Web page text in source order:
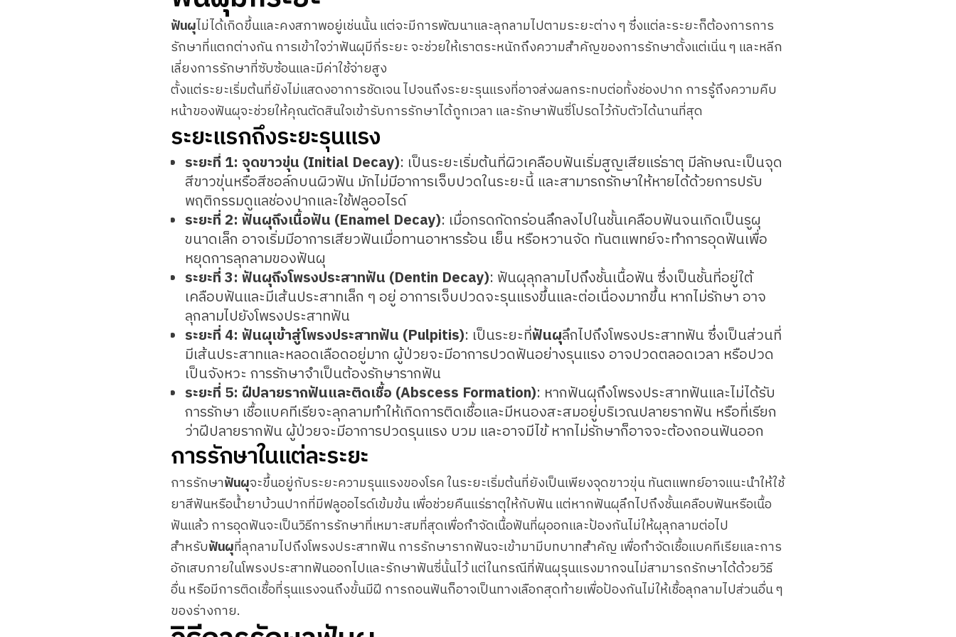
ฟันผุไม่ได้เกิดขึ้นและคงสภาพอยู่เช่นนั้น แต่จะมีการพัฒนาและลุกลามไปตามระยะต่าง ๆ ซึ่งแต่ละระยะก็ต้องการการ
รักษาที่แตกต่างกัน การเข้าใจว่าฟันผุมีกี่ระยะ จะช่วยให้เราตระหนักถึงความสำคัญของการรักษาตั้งแต่เนิ่น ๆ และหลีก
เลี่ยงการรักษาที่ซับซ้อนและมีค่าใช้จ่ายสูง
ตั้งแต่ระยะเริ่มต้นที่ยังไม่แสดงอาการชัดเจน ไปจนถึงระยะรุนแรงที่อาจส่งผลกระทบต่อทั้งช่องปาก การรู้ถึงความคืบ
หน้าของฟันผุจะช่วยให้คุณตัดสินใจเข้ารับการรักษาได้ถูกเวลา และรักษาฟันซี่โปรดไว้กับตัวได้นานที่สุด
ระยะแรกถึงระยะรุนแรง
ระยะที่ 1: จุดขาวขุ่น (Initial Decay): เป็นระยะเริ่มต้นที่ผิวเคลือบฟันเริ่มสูญเสียแร่ธาตุ มีลักษณะเป็นจุด
สีขาวขุ่นหรือสีชอล์กบนผิวฟัน มักไม่มีอาการเจ็บปวดในระยะนี้ และสามารถรักษาให้หายได้ด้วยการปรับ
พฤติกรรมดูแลช่องปากและใช้ฟลูออไรด์
ระยะที่ 2: ฟันผุถึงเนื้อฟัน (Enamel Decay): เมื่อกรดกัดกร่อนลึกลงไปในชั้นเคลือบฟันจนเกิดเป็นรูผุ
ขนาดเล็ก อาจเริ่มมีอาการเสียวฟันเมื่อทานอาหารร้อน เย็น หรือหวานจัด ทันตแพทย์จะทำการอุดฟันเพื่อ
หยุดการลุกลามของฟันผุ
ระยะที่ 3: ฟันผุถึงโพรงประสาทฟัน (Dentin Decay): ฟันผุลุกลามไปถึงชั้นเนื้อฟัน ซึ่งเป็นชั้นที่อยู่ใต้
เคลือบฟันและมีเส้นประสาทเล็ก ๆ อยู่ อาการเจ็บปวดจะรุนแรงขึ้นและต่อเนื่องมากขึ้น หากไม่รักษา อาจ
ลุกลามไปยังโพรงประสาทฟัน
ระยะที่ 4: ฟันผุเข้าสู่โพรงประสาทฟัน (Pulpitis): เป็นระยะที่ฟันผุลึกไปถึงโพรงประสาทฟัน ซึ่งเป็นส่วนที่
มีเส้นประสาทและหลอดเลือดอยู่มาก ผู้ป่วยจะมีอาการปวดฟันอย่างรุนแรง อาจปวดตลอดเวลา หรือปวด
เป็นจังหวะ การรักษาจำเป็นต้องรักษารากฟัน
ระยะที่ 5: ฝีปลายรากฟันและติดเชื้อ (Abscess Formation): หากฟันผุถึงโพรงประสาทฟันและไม่ได้รับ
การรักษา เชื้อแบคทีเรียจะลุกลามทำให้เกิดการติดเชื้อและมีหนองสะสมอยู่บริเวณปลายรากฟัน หรือที่เรียก
ว่าฝีปลายรากฟัน ผู้ป่วยจะมีอาการปวดรุนแรง บวม และอาจมีไข้ หากไม่รักษาก็อาจจะต้องถอนฟันออก
การรักษาในแต่ละระยะ
การรักษาฟันผุจะขึ้นอยู่กับระยะความรุนแรงของโรค ในระยะเริ่มต้นที่ยังเป็นเพียงจุดขาวขุ่น ทันตแพทย์อาจแนะนำให้ใช้
ยาสีฟันหรือน้ำยาบ้วนปากที่มีฟลูออไรด์เข้มข้น เพื่อช่วยคืนแร่ธาตุให้กับฟัน แต่หากฟันผุลึกไปถึงชั้นเคลือบฟันหรือเนื้อ
ฟันแล้ว การอุดฟันจะเป็นวิธีการรักษาที่เหมาะสมที่สุดเพื่อกำจัดเนื้อฟันที่ผุออกและป้องกันไม่ให้ผุลุกลามต่อไป
สำหรับฟันผุที่ลุกลามไปถึงโพรงประสาทฟัน การรักษารากฟันจะเข้ามามีบทบาทสำคัญ เพื่อกำจัดเชื้อแบคทีเรียและการ
อักเสบภายในโพรงประสาทฟันออกไปและรักษาฟันซี่นั้นไว้ แต่ในกรณีที่ฟันผุรุนแรงมากจนไม่สามารถรักษาได้ด้วยวิธี
อื่น หรือมีการติดเชื้อที่รุนแรงจนถึงขั้นมีฝี การถอนฟันก็อาจเป็นทางเลือกสุดท้ายเพื่อป้องกันไม่ให้เชื้อลุกลามไปส่วนอื่น ๆ
ของร่างกาย.